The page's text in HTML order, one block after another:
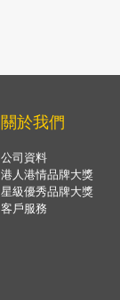
關於我們
公司資料
港人港情品牌大獎
星級優秀品牌大獎
客戶服務